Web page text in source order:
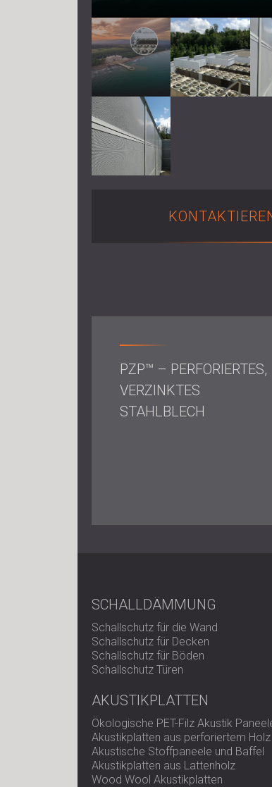
PZP™ – PERFORIERTES,
VERZINKTES
STAHLBLECH
SCHALLDÄMMUNG
Schallschutz für die Wand
Schallschutz für Decken
Schallschutz für Böden
Schallschutz Türen
AKUSTIKPLATTEN
Ökologische PET-Filz Akustik
Akustikplatten aus perforiertem Holz
Akustische Stoffpaneele und Baffel
Akustikplatten aus Lattenholz
Wood Wool Akustikplatten